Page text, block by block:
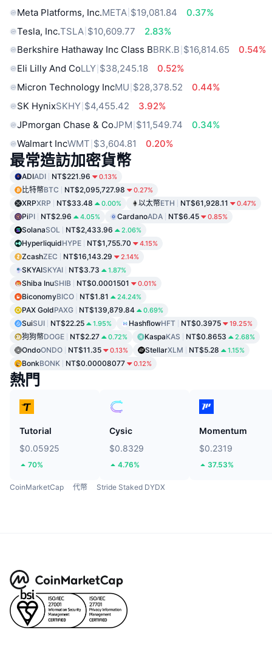
Meta Platforms, Inc.META $19,081.84
0.37%
Tesla, Inc.TSLA $10,609.77
2.83%
Berkshire Hathaway Inc Class BBRK.B $16,814.65
0.54%
Eli Lilly And CoLLY $38,245.18
0.52%
Micron Technology IncMU $28,378.52
0.44%
SK HynixSKHY $4,455.42
3.92%
JPmorgan Chase & CoJPM $11,549.74
0.34%
Walmart IncWMT $3,604.81 0.20%
最常造訪加密貨幣
ADIADI NT$221.96 0.13%
比特幣BTC NT$2,095,727.98 0.27%
XRPXRP NT$33.48 0.00% 以太幣ETH NT$61,928.11 0.47%
PiPI NT$2.96 4.05% CardanoADA NT$6.45 0.85%
SolanaSOL NT$2,433.96 2.06%
HyperliquidHYPE NT$1,755.70 4.15%
ZcashZEC NT$16,143.29 2.14%
SKYAISKYAI NT$3.73 1.87%
Shiba InuSHIB NT$0.0001501 0.01%
BiconomyBICO NT$1.81 24.24%
PAX GoldPAXG NT$139,879.84 0.69%
SuiSUI NT$22.25 1.95% HashflowHFT NT$0.3975 19.25%
狗狗幣DOGE NT$2.27 0.72% KaspaKAS NT$0.8653 2.68%
OndoONDO NT$11.35 0.13% StellarXLM NT$5.28 1.15%
BonkBONK NT$0.00008077 0.12%
熱門
Tutorial
$0.05925
70%
Cysic
$0.8329
4.76%
Momentum
$0.2319
37.53%
CoinMarketCap 代幣 Stride Staked DYDX